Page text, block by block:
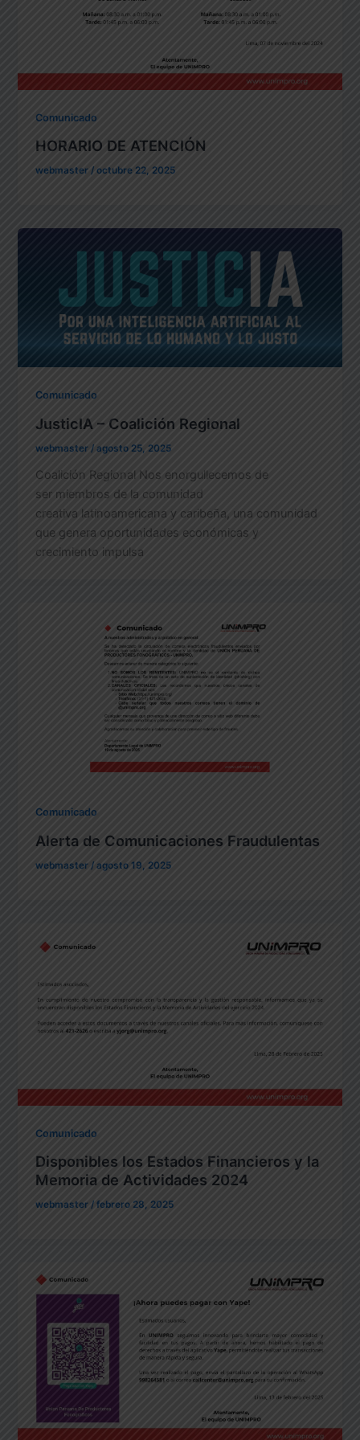
Comunicado
HORARIO DE ATENCIÓN
webmaster/octubre 22, 2025
Comunicado
JusticIA – Coalición Regional
webmaster/agosto 25, 2025
Coalición Regional Nos enorgullecemos de
ser miembros de la comunidad
creativa latinoamericana y caribeña, una comunidad
que genera oportunidades económicas y
crecimiento impulsa
Comunicado
Alerta de Comunicaciones Fraudulentas
webmaster/agosto 19, 2025
Comunicado
Disponibles los Estados Financieros y la
Memoria de Actividades 2024
webmaster/febrero 28, 2025